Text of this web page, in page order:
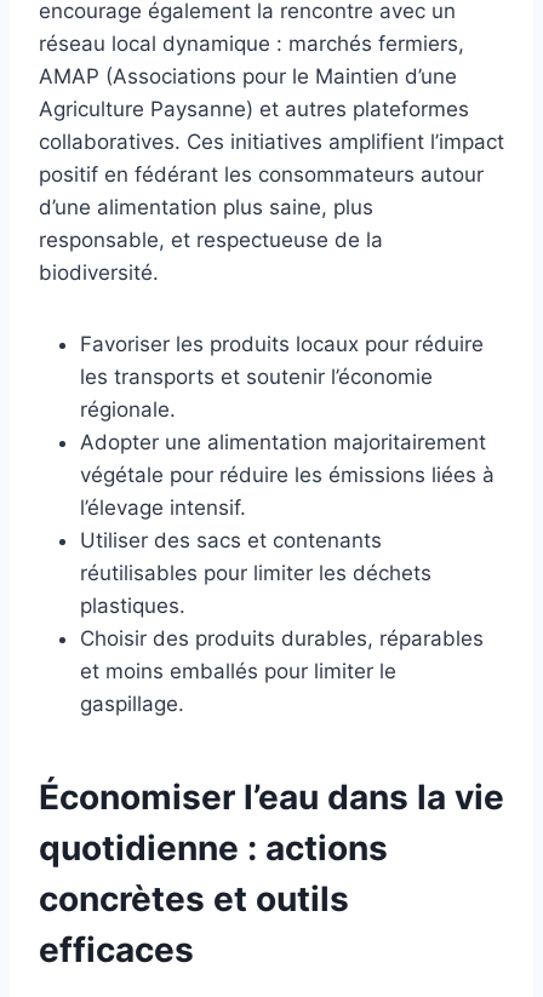
encourage également la rencontre avec un
réseau local dynamique : marchés fermiers,
AMAP (Associations pour le Maintien d’une
Agriculture Paysanne) et autres plateformes
collaboratives. Ces initiatives amplifient l’impact
positif en fédérant les consommateurs autour
d’une alimentation plus saine, plus
responsable, et respectueuse de la
biodiversité.
Favoriser les produits locaux pour réduire
les transports et soutenir l’économie
régionale.
Adopter une alimentation majoritairement
végétale pour réduire les émissions liées à
l’élevage intensif.
Utiliser des sacs et contenants
réutilisables pour limiter les déchets
plastiques.
Choisir des produits durables, réparables
et moins emballés pour limiter le
gaspillage.
Économiser l’eau dans la vie
quotidienne : actions
concrètes et outils
efficaces